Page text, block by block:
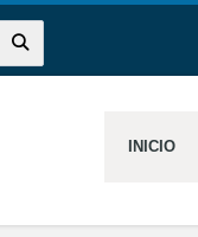
INICIO